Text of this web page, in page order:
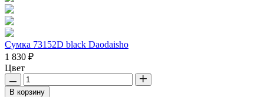
Сумка 73152D black Daodaisho
1 830 ₽
Цвет
В корзину